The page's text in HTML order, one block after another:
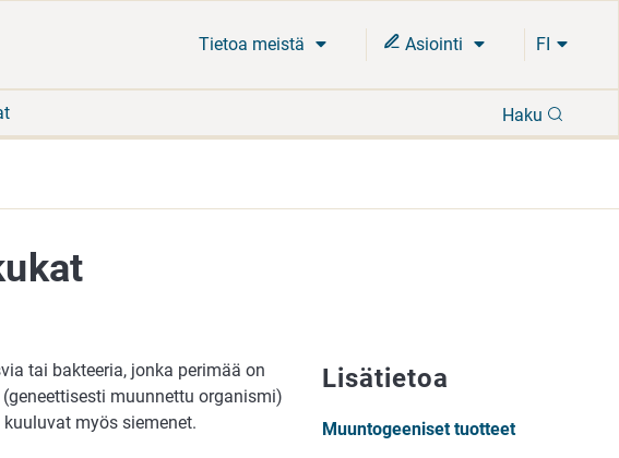
Tietoa meistä Asiointi FI
Haku
tai bakteeria, jonka perimää on
muunnettu organismi)
myös siemenet.
Lisätietoa
Muuntogeeniset tuotteet